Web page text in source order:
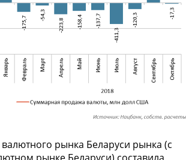
рынка Беларуси рынка (с